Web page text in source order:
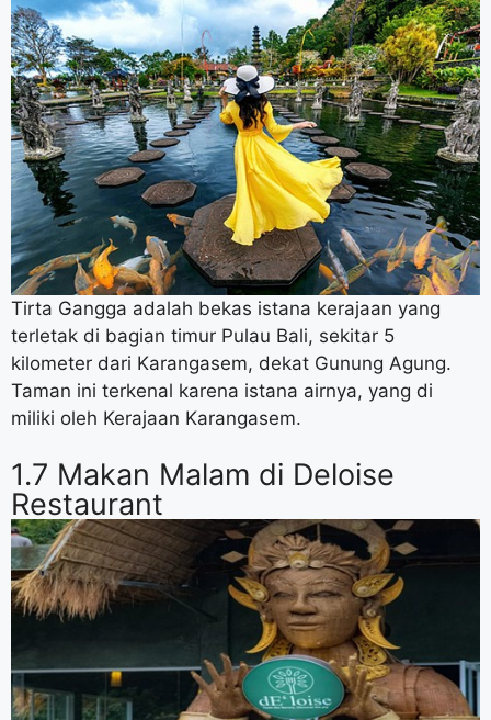
Tirta Gangga adalah bekas istana kerajaan yang
terletak di bagian timur Pulau Bali, sekitar 5
kilometer dari Karangasem, dekat Gunung Agung.
Taman ini terkenal karena istana airnya, yang di
miliki oleh Kerajaan Karangasem.
1.7 Makan Malam di Deloise
Restaurant